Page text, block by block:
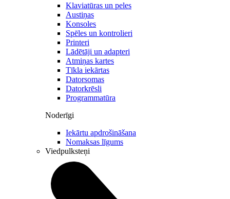
Klaviatūras un peles
Austiņas
Konsoles
Spēles un kontrolieri
Printeri
Lādētāji un adapteri
Atmiņas kartes
Tīkla iekārtas
Datorsomas
Datorkrēsli
Programmatūra
Noderīgi
Iekārtu apdrošināšana
Nomaksas līgums
Viedpulksteņi